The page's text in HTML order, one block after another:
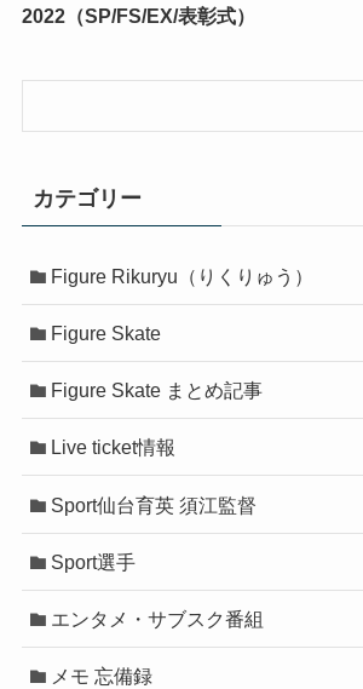
2022（SP/FS/EX/表彰式）
カテゴリー
Figure Rikuryu（りくりゅう）
Figure Skate
Figure Skate まとめ記事
Live ticket情報
Sport仙台育英 須江監督
Sport選手
エンタメ・サブスク番組
メモ 忘備録